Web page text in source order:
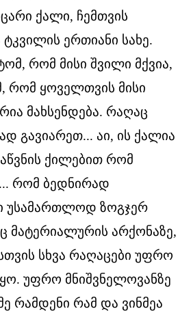
ქალი, ჩემთვის
ერთიანი სახე.
რომ მისი შვილი მქვია,
რომ ყოველთვის მისი
მახსენდება. რაღაც
გავიარეთ... აი, ის ქალია
ქილებით რომ
რომ ბედნირად
უსამართლოდ ზოგჯერ
მატერიალურის არქონაზე,
სხვა რაღაცები უფრო
უფრო მნიშვნელოვანზე
რამდენი რამ და ვინმეა